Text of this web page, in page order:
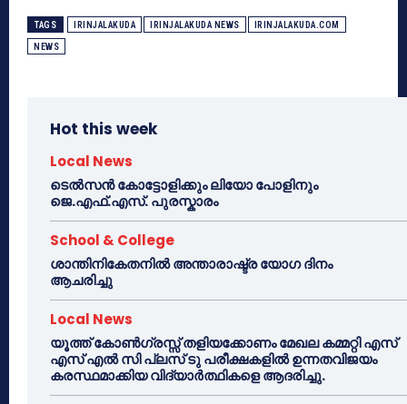
TAGS IRINJALAKUDA IRINJALAKUDA NEWS IRINJALAKUDA.COM
NEWS
Hot this week
Local News
ടെൽസൻ കോട്ടോളിക്കും ലിയോ പോളിനും
ജെ.എഫ്.എസ്. പുരസ്കാരം
School & College
ശാന്തിനികേതനിൽ അന്താരാഷ്ട്ര യോഗ ദിനം
ആചരിച്ചു
Local News
യൂത്ത് കോൺഗ്രസ്സ് തളിയക്കോണം മേഖല കമ്മറ്റി എസ്
എസ് എൽ സി പ്ലസ് ടു പരീക്ഷകളിൽ ഉന്നതവിജയം
കരസ്ഥമാക്കിയ വിദ്യാർത്ഥികളെ ആദരിച്ചു.